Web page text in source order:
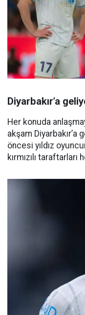
Diyarbakır’a
Her konuda
akşam Diyarbakır’a
öncesi yıldız
kırmızılı taraftarları